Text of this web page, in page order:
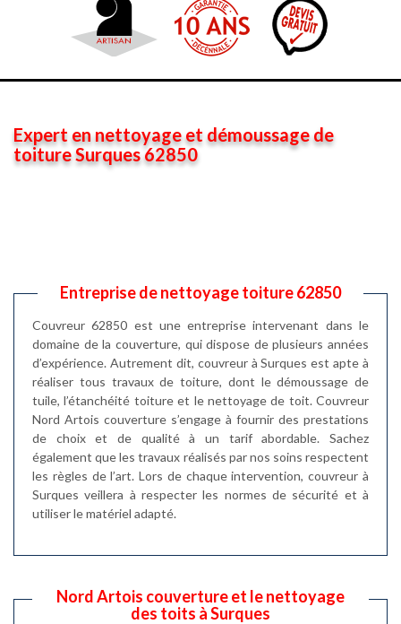
Expert en nettoyage et démoussage de
toiture Surques 62850
Entreprise de nettoyage toiture 62850
Couvreur 62850 est une entreprise intervenant dans le
domaine de la couverture, qui dispose de plusieurs années
d’expérience. Autrement dit, couvreur à Surques est apte à
réaliser tous travaux de toiture, dont le démoussage de
tuile, l’étanchéité toiture et le nettoyage de toit. Couvreur
Nord Artois couverture s’engage à fournir des prestations
de choix et de qualité à un tarif abordable. Sachez
également que les travaux réalisés par nos soins respectent
les règles de l’art. Lors de chaque intervention, couvreur à
Surques veillera à respecter les normes de sécurité et à
utiliser le matériel adapté.
Nord Artois couverture et le nettoyage
des toits à Surques